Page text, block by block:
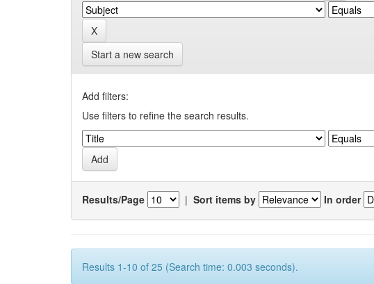
Start a new search
Add filters:
Use filters to refine the search results.
Results/Page | Sort items by In order
Results 1-10 of 25 (Search time: 0.003 seconds).